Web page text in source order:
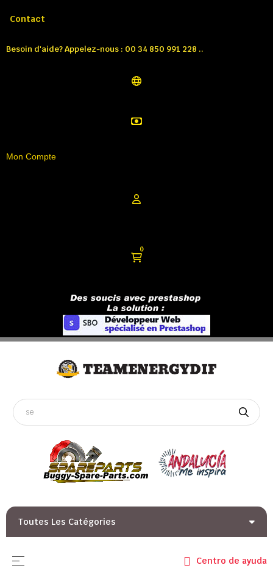
Contact
Besoin d'aide? Appelez-nous : 00 34 850 991 228 ..
Mon Compte
0
Toutes Les Catégories
Basculer la navigation
☰ Centro de ayuda